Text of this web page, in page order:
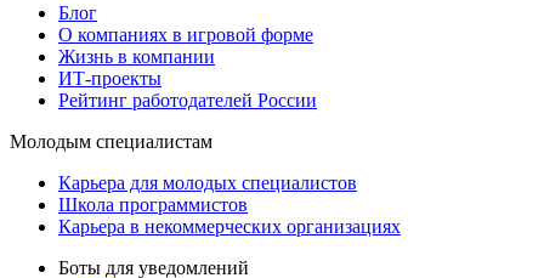
Блог
О компаниях в игровой форме
Жизнь в компании
ИТ-проекты
Рейтинг работодателей России
Молодым специалистам
Карьера для молодых специалистов
Школа программистов
Карьера в некоммерческих организациях
Боты для уведомлений